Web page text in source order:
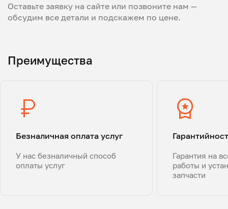
Оставьте заявку на сайте или позвоните нам —
обсудим все детали и подскажем по цене.
Преимущества
Безналичная оплата услуг
У нас безналичный способ
оплаты услуг
Гарантия на
работы и
запчасти